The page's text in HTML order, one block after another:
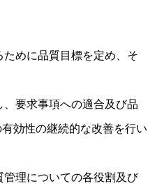
めに品質目標を定め、そ
要求事項への適合及び品
効性の継続的な改善を行い
理についての各役割及び